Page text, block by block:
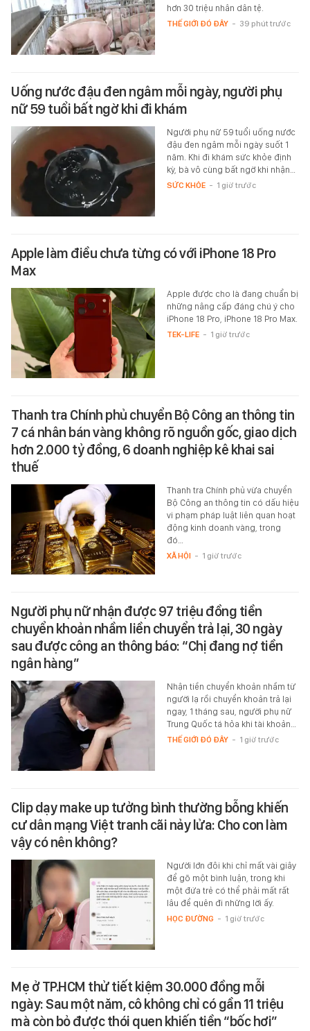
hơn 30 triệu nhân dân tệ.
THẾ GIỚI ĐÓ ĐÂY - 39 phút trước
Uống nước đậu đen ngâm mỗi ngày, người phụ
nữ 59 tuổi bất ngờ khi đi khám
Người phụ nữ 59 tuổi uống nước
đậu đen ngâm mỗi ngày suốt 1
năm. Khi đi khám sức khỏe định
kỳ, bà vô cùng bất ngờ khi nhận…
SỨC KHỎE - 1 giờ trước
Apple làm điều chưa từng có với iPhone 18 Pro
Max
Apple được cho là đang chuẩn bị
những nâng cấp đáng chú ý cho
iPhone 18 Pro, iPhone 18 Pro Max.
TEK-LIFE - 1 giờ trước
Thanh tra Chính phủ chuyển Bộ Công an thông tin
7 cá nhân bán vàng không rõ nguồn gốc, giao dịch
hơn 2.000 tỷ đồng, 6 doanh nghiệp kê khai sai
thuế
Thanh tra Chính phủ vừa chuyển
Bộ Công an thông tin có dấu hiệu
vi phạm pháp luật liên quan hoạt
động kinh doanh vàng, trong
đó…
XÃ HỘI - 1 giờ trước
Người phụ nữ nhận được 97 triệu đồng tiền
chuyển khoản nhầm liền chuyển trả lại, 30 ngày
sau được công an thông báo: “Chị đang nợ tiền
ngân hàng”
Nhận tiền chuyển khoản nhầm từ
người lạ rồi chuyển khoản trả lại
ngay, 1 tháng sau, người phụ nữ
Trung Quốc tá hỏa khi tài khoản…
THẾ GIỚI ĐÓ ĐÂY - 1 giờ trước
Clip dạy make up tưởng bình thường bỗng khiến
cư dân mạng Việt tranh cãi nảy lửa: Cho con làm
vậy có nên không?
Người lớn đôi khi chỉ mất vài giây
để gõ một bình luận, trong khi
một đứa trẻ có thể phải mất rất
lâu để quên đi những lời ấy.
HỌC ĐƯỜNG - 1 giờ trước
Mẹ ở TP.HCM thử tiết kiệm 30.000 đồng mỗi
ngày: Sau một năm, cô không chỉ có gần 11 triệu
mà còn bỏ được thói quen khiến tiền “bốc hơi”